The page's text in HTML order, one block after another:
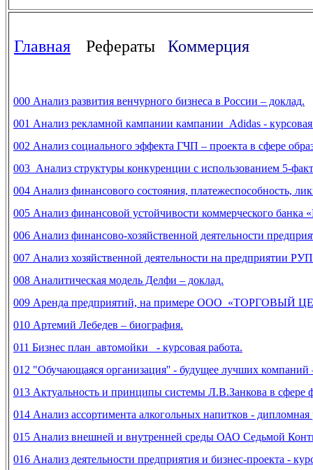
Главная Рефераты Коммерция
000 Анализ развития венчурного бизнеса в России – доклад.
001 Анализ рекламной кампании кампании Adidas - курсовая
002 Анализ социального эффекта ГЧП – проекта в сфере
003 Анализ структуры конкуренции с использованием 5-
004 Анализ финансового состояния, платежеспособность,
005 Анализ финансовой устойчивости коммерческого банка
006 Анализ финансово-хозяйственной деятельности
007 Анализ хозяйственной деятельности на предприятии
008 Аналитическая модель Делфи – доклад.
009 Аренда предприятий, на примере ООО «ТОРГОВЫЙ
010 Артемий Лебедев – биография.
011 Бизнес план автомойки - курсовая работа.
012 "Обучающаяся организация'' - будущее лучших компаний
013 Актуальность и принципы системы Л.В.Занкова в
014 Анализ ассортимента алкогольных напитков - дипломная
015 Анализ внешней и внутренней среды ОАО Седьмой
016 Анализ деятельности предприятия и бизнес-проекта -